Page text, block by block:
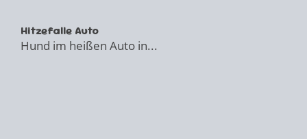
Hitzefalle Auto
Hund im heißen Auto in...